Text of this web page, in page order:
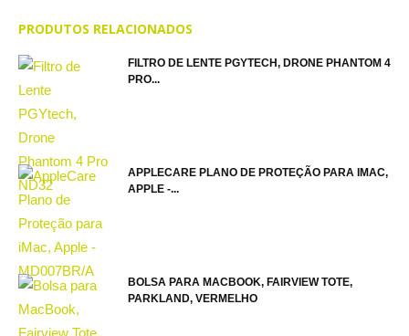
PRODUTOS RELACIONADOS
FILTRO DE LENTE PGYTECH, DRONE PHANTOM 4
PRO...
APPLECARE PLANO DE PROTEÇÃO PARA IMAC,
APPLE -...
BOLSA PARA MACBOOK, FAIRVIEW TOTE,
PARKLAND, VERMELHO